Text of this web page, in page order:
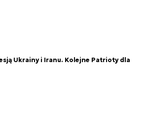
Ukrainy i Iranu. Kolejne Patrioty dla